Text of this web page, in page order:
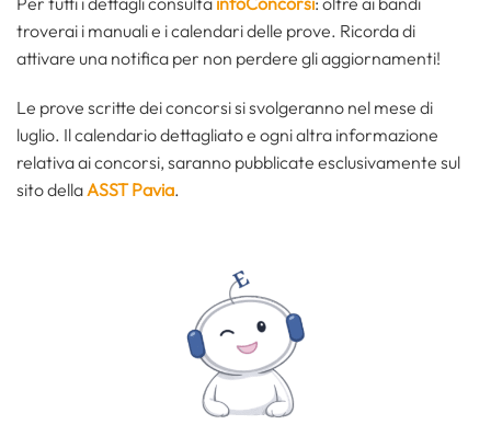
troverai i manuali e i calendari delle prove. Ricorda di
attivare una notifica per non perdere gli aggiornamenti!
Le prove scritte dei concorsi si svolgeranno nel mese di
luglio. Il calendario dettagliato e ogni altra informazione
relativa ai concorsi, saranno pubblicate esclusivamente sul
sito dellaASST Pavia.